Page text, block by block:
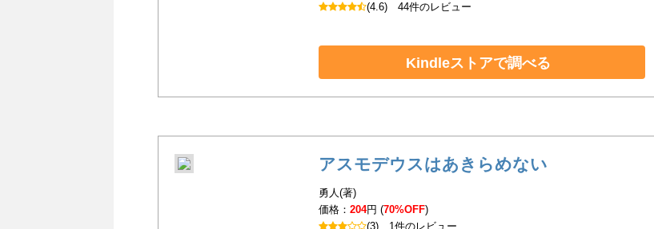
(4.6)44件のレビュー
Kindleストアで調べる
アスモデウスはあきらめない
勇人(著)
価格：204円 (70%OFF)
(3) 1件のレビュー